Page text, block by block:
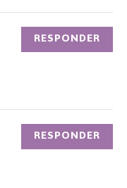
RESPONDER
RESPONDER